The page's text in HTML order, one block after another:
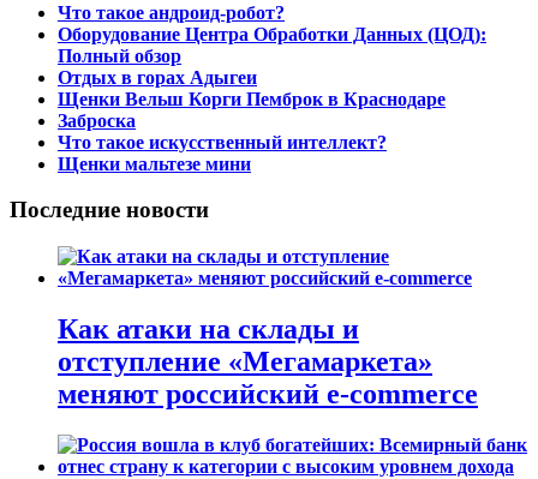
Что такое андроид-робот?
Оборудование Центра Обработки Данных (ЦОД):
Полный обзор
Отдых в горах Адыгеи
Щенки Вельш Корги Пемброк в Краснодаре
Заброска
Что такое искусственный интеллект?
Щенки мальтезе мини
Последние новости
Как атаки на склады и
отступление «Мегамаркета»
меняют российский e-commerce